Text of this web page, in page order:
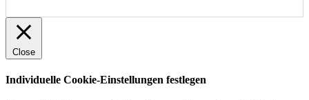
Close
Individuelle Cookie-Einstellungen festlegen